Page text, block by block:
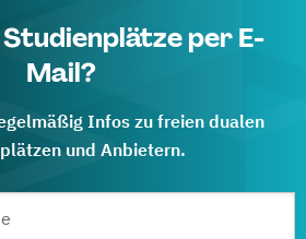
per E-
Mail?
Infos zu freien dualen
und Anbietern.